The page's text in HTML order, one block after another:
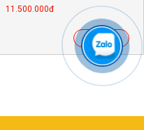
11.500.000đ
Mua Ngay